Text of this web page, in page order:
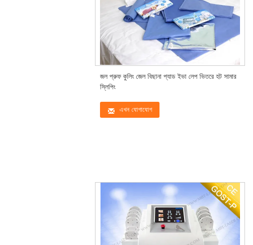
জল প্রুফ কুলিং জেল বিছানা প্যাড ইভা লেপ ভিতরে হট সামার
স্লিপিং
এখন যোগাযোগ